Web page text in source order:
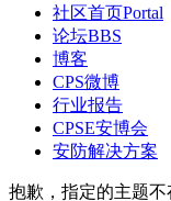
社区首页Portal
论坛BBS
博客
CPS微博
行业报告
CPSE安博会
安防解决方案
抱歉，指定的主题